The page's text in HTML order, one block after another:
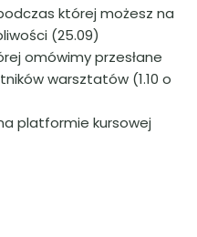
której możesz na
(25.09)
omówimy przesłane
warsztatów (1.10 o
platformie kursowej